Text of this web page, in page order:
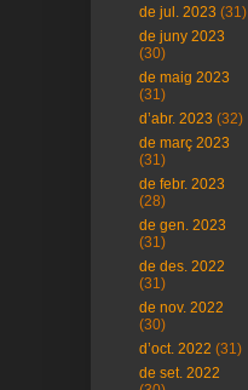
de jul. 2023 (31)
de juny 2023
(30)
de maig 2023
(31)
d’abr. 2023 (32)
de març 2023
(31)
de febr. 2023
(28)
de gen. 2023
(31)
de des. 2022
(31)
de nov. 2022
(30)
d’oct. 2022 (31)
de set. 2022